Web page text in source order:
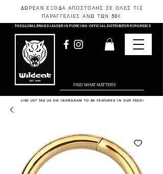
ΔΩΡΕΑΝ ΕΞΟΔΑ ΑΠΟΣΤΟΛΗΣ ΣΕ ΟΛΕΣ ΤΙΣ
ΠΑΡΑΓΓΕΛΙΕΣ ΑΝΩ ΤΩΝ 50€
THE GLOBAL BRAND LEADER IN PIERCING - OFFICIAL DISTRIBUTOR FOR GREECE
LIKE US? TAG US ON INSTAGRAM TO BE FEATURED IN OUR FEED!